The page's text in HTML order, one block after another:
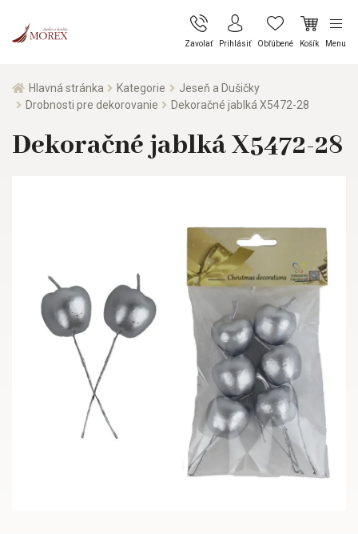
Zavolať Prihlásiť Obľúbené Košík Menu
Hlavná stránka Kategorie
Jeseň a Dušičky
Drobnosti pre dekorovanie
Dekoračné jablká X5472-28
Dekoračné jablká X5472-28